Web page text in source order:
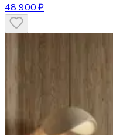
48 900 ₽